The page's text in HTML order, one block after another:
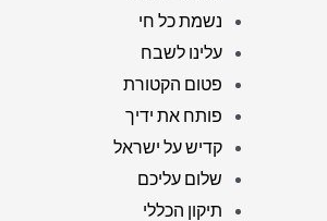
נשמת כל חי
עלינו לשבח
פטום הקטורת
פותח את ידיך
קדיש על ישראל
שלום עליכם
תיקון הכללי